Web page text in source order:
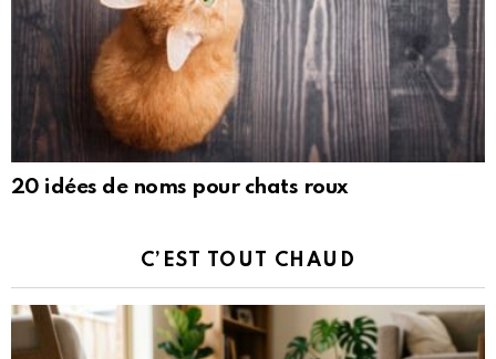
20 idées de noms pour chats roux
C’EST TOUT CHAUD